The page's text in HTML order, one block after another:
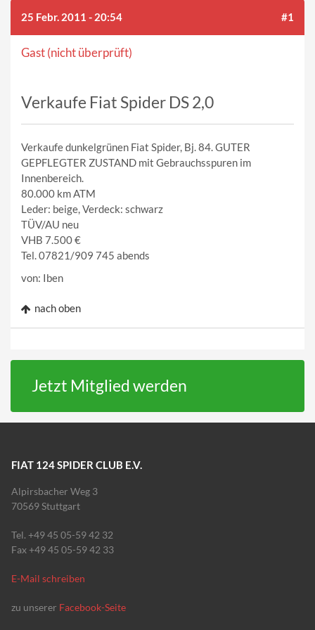
25 Febr. 2011 - 20:54 #1
Gast (nicht überprüft)
Verkaufe Fiat Spider DS 2,0
Verkaufe dunkelgrünen Fiat Spider, Bj. 84. GUTER
GEPFLEGTER ZUSTAND mit Gebrauchsspuren im
Innenbereich.
80.000 km ATM
Leder: beige, Verdeck: schwarz
TÜV/AU neu
VHB 7.500 €
Tel. 07821/909 745 abends
von: Iben
nach oben
Jetzt Mitglied werden
FIAT 124 SPIDER CLUB E.V.
Alpirsbacher Weg 3
70569 Stuttgart
Tel. +49 45 05-59 42 32
Fax +49 45 05-59 42 33
E-Mail schreiben
zu unserer Facebook-Seite